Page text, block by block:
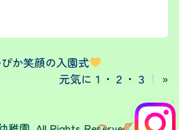
か笑顔の入園式
元気に１・２・３
»